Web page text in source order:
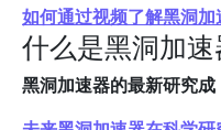
如何通过视频了解黑洞
什么是黑洞加
黑洞加速器的最新研究成